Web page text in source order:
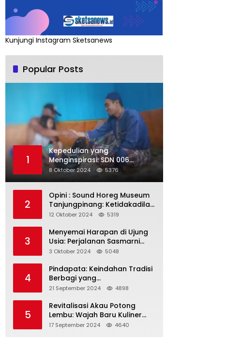
Kunjungi Instagram Sketsanews
Popular Posts
1
Kepedulian yang
Menginspirasi: SDN 006
Merawang Gelar Program
“Berbagi Segenggam Beras”
8 Oktober 2024 5376
2
Opini : Sound Horeg Museum
Tanjungpinang: Ketidakadilan
dalam Representasi
12 Oktober 2024 5319
3
Menyemai Harapan di Ujung
Usia: Perjalanan Sasmarni
dalam Menyentuh Hati dan
3 Oktober 2024 5048
4
Pindapata: Keindahan Tradisi
Berbagi yang
Menghubungkan Umat dalam
Kebersamaan dalam Agama
Buddha
21 September 2024 4898
5
Revitalisasi Akau Potong
Lembu: Wajah Baru Kuliner
Legendaris Tanjungpinang
17 September 2024 4640